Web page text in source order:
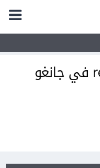
ما هي الدالة reverse في جانغو